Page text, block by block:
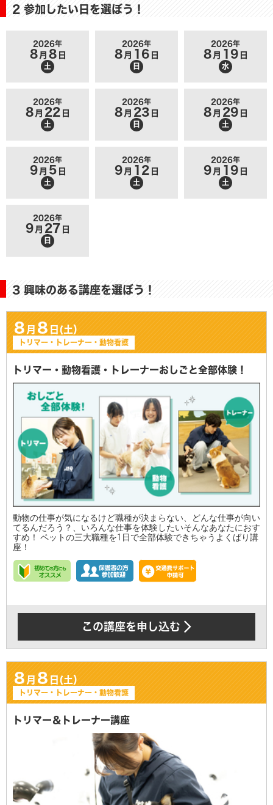
2 参加したい日を選ぼう！
2026年
8月 8 日
土
2026年
8月 16 日
日
2026年
8月 19 日
水
2026年
8月 22 日
土
2026年
8月 23 日
日
2026年
8月 29 日
土
2026年
9月 5 日
土
2026年
9月 12 日
土
2026年
9月 19 日
土
2026年
9月 27 日
日
3 興味のある講座を選ぼう！
8月8日(土）
トリマー・トレーナー・動物看護
トリマー・動物看護・トレーナーおしごと全部体験！
動物の仕事が気になるけど職種が決まらない、どんな仕事が向い
てるんだろう？、いろんな仕事を体験したいそんなあなたにおす
すめ！ ペットの三大職種を1日で全部体験できちゃうよくばり講
座！
この講座を申し込む
8月8日(土）
トリマー・トレーナー・動物看護
トリマー＆トレーナー講座